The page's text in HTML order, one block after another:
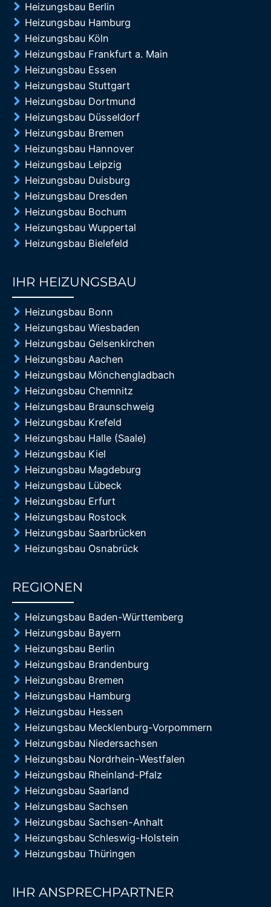
Heizungsbau Berlin
Heizungsbau Hamburg
Heizungsbau Köln
Heizungsbau Frankfurt a. Main
Heizungsbau Essen
Heizungsbau Stuttgart
Heizungsbau Dortmund
Heizungsbau Düsseldorf
Heizungsbau Bremen
Heizungsbau Hannover
Heizungsbau Leipzig
Heizungsbau Duisburg
Heizungsbau Dresden
Heizungsbau Bochum
Heizungsbau Wuppertal
Heizungsbau Bielefeld
IHR HEIZUNGSBAU
Heizungsbau Bonn
Heizungsbau Wiesbaden
Heizungsbau Gelsenkirchen
Heizungsbau Aachen
Heizungsbau Mönchengladbach
Heizungsbau Chemnitz
Heizungsbau Braunschweig
Heizungsbau Krefeld
Heizungsbau Halle (Saale)
Heizungsbau Kiel
Heizungsbau Magdeburg
Heizungsbau Lübeck
Heizungsbau Erfurt
Heizungsbau Rostock
Heizungsbau Saarbrücken
Heizungsbau Osnabrück
REGIONEN
Heizungsbau Baden-Württemberg
Heizungsbau Bayern
Heizungsbau Berlin
Heizungsbau Brandenburg
Heizungsbau Bremen
Heizungsbau Hamburg
Heizungsbau Hessen
Heizungsbau Mecklenburg-Vorpommern
Heizungsbau Niedersachsen
Heizungsbau Nordrhein-Westfalen
Heizungsbau Rheinland-Pfalz
Heizungsbau Saarland
Heizungsbau Sachsen
Heizungsbau Sachsen-Anhalt
Heizungsbau Schleswig-Holstein
Heizungsbau Thüringen
IHR ANSPRECHPARTNER